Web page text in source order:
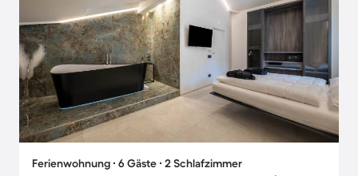
Ferienwohnung ∙ 6 Gäste ∙ 2 Schlafzimmer